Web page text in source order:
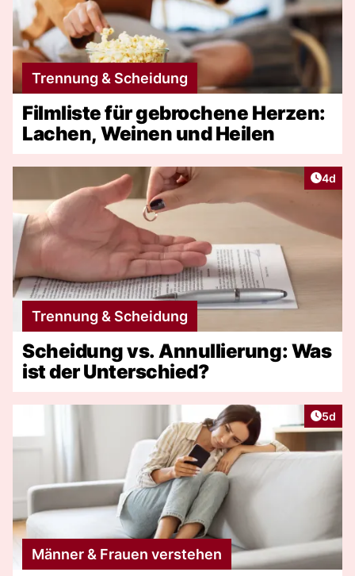
Trennung & Scheidung
Filmliste für gebrochene Herzen:
Lachen, Weinen und Heilen
4d
Trennung & Scheidung
Scheidung vs. Annullierung: Was
ist der Unterschied?
5d
Männer & Frauen verstehen